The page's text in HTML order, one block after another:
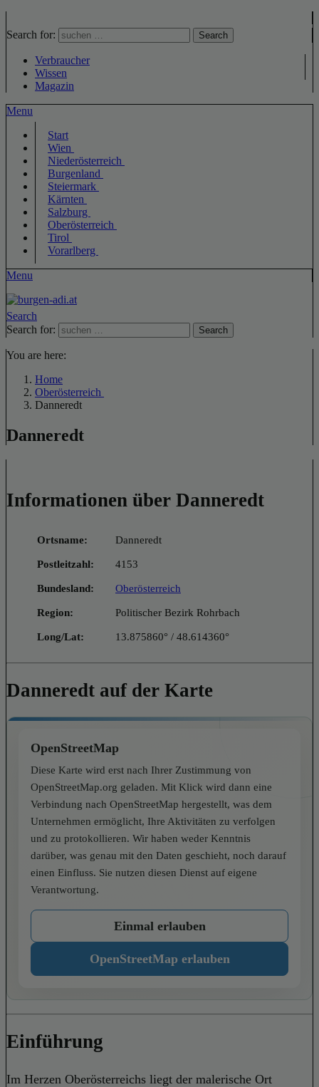
Search for: Search
Verbraucher
Wissen
Magazin
Menu
Start
Wien
Niederösterreich
Burgenland
Steiermark
Kärnten
Salzburg
Oberösterreich
Tirol
Vorarlberg
Menu
Search
Search for:
Search
You are here:
Home
Oberösterreich
Danneredt
Danneredt
Informationen über Danneredt
Ortsname: Danneredt
Postleitzahl: 4153
Bundesland: Oberösterreich
Region: Politischer Bezirk Rohrbach
Long/Lat: 13.875860° / 48.614360°
Danneredt auf der Karte
OpenStreetMap
Diese Karte wird erst nach Ihrer Zustimmung von
OpenStreetMap.org geladen. Mit Klick wird dann eine
Verbindung nach OpenStreetMap hergestellt, was dem
Unternehmen ermöglicht, Ihre Aktivitäten zu verfolgen
und zu protokollieren. Wir haben weder Kenntnis
darüber, was genau mit den Daten geschieht, noch darauf
einen Einfluss. Sie nutzen diesen Dienst auf eigene
Verantwortung.
Einmal erlauben
OpenStreetMap erlauben
Einführung
Im Herzen Oberösterreichs liegt der malerische Ort